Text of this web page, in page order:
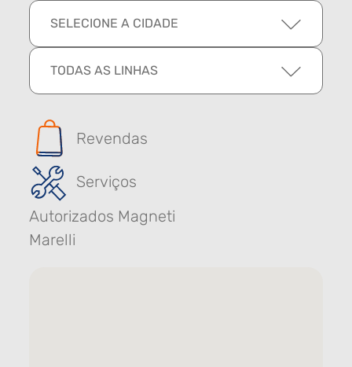
SELECIONE A CIDADE
TODAS AS LINHAS
Revendas
Serviços
Autorizados Magneti
Marelli